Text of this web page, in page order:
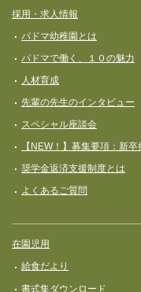
採用・求人情報
パドマ幼稚園とは
パドマで働く、１０の魅力
人材育成
先輩の先生のインタビュー
スペシャル座談会
【NEW！】募集要項：新
奨学⾦返済⽀援制度とは
よくあるご質問
在園児用
給食だより
書式集ダウンロード